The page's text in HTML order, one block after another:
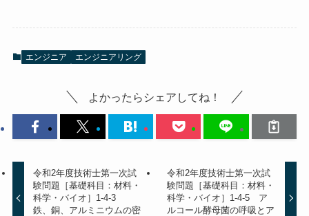
エンジニア エンジニアリング
よかったらシェアしてね！
令和2年度技術士第一次試
験問題［基礎科目：材料・
科学・バイオ］1-4-3
鉄、銅、アルミニウムの密
令和2年度技術士第一次試
験問題［基礎科目：材料・
科学・バイオ］1-4-5 ア
ルコール酵母菌の呼吸とア